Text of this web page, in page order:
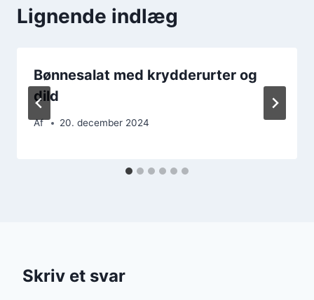
Lignende indlæg
Bønnesalat med krydderurter og
dild
Af 20. december 2024
Skriv et svar